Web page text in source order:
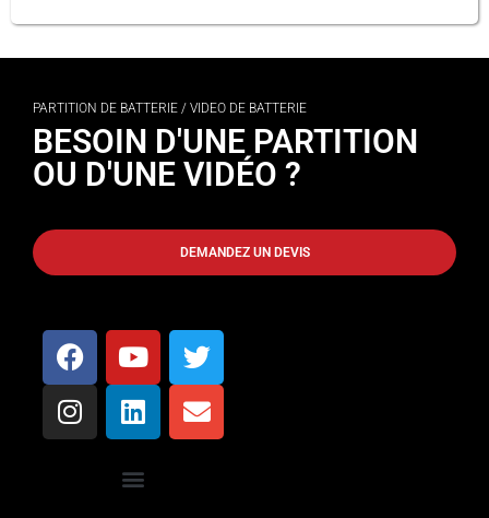
PARTITION DE BATTERIE / VIDEO DE BATTERIE
BESOIN D'UNE PARTITION
OU D'UNE VIDÉO ?
DEMANDEZ UN DEVIS